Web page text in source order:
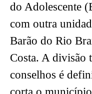
do Adolescente
com outra
Barão do Rio
Costa. A divisão
conselhos é